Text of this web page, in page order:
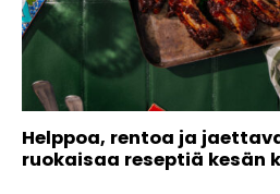
Helppoa, rentoa ja
ruokaisaa reseptiä kesän